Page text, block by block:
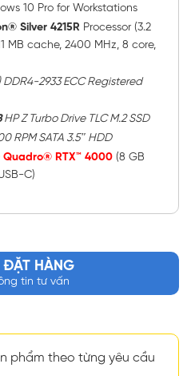
10 Pro for Workstations
Silver 4215RProcessor (3.2
MB cache, 2400 MHz, 8 core,
DDR4-2933 ECC Registered
HP Z Turbo Drive TLC M.2 SSD
RPM SATA 3.5″ HDD
Quadro® RTX™ 4000(8 GB
C)
ĐẶT HÀNG
tin tư vấn
phẩm theo từng yêu cầu